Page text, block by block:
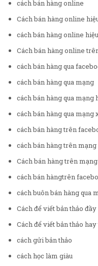
cách bán hàng online
Cách bán hàng online
cách bán hàng online
Cách bán hàng online
cách bán hàng qua
cách bán hàng qua mạng
cách bán hàng qua mạng
cách bán hàng qua mạng
cách bán hàng trên
cách bán hàng trên mạng
Cách bán hàng trên
cách bán hàngtrên
cách buôn bán hàng qua
Cách để viết bản thảo
Cách để viết bản thảo
cách gửi bản thảo
cách học làm giàu